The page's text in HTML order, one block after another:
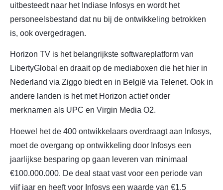
uitbesteedt naar het Indiase Infosys en wordt het
personeelsbestand dat nu bij de ontwikkeling betrokken
is, ook overgedragen.
Horizon TV is het belangrijkste softwareplatform van
LibertyGlobal en draait op de mediaboxen die het hier in
Nederland via Ziggo biedt en in België via Telenet. Ook in
andere landen is het met Horizon actief onder
merknamen als UPC en Virgin Media O2.
Hoewel het de 400 ontwikkelaars overdraagt aan Infosys,
moet de overgang op ontwikkeling door Infosys een
jaarlijkse besparing op gaan leveren van minimaal
€100.000.000. De deal staat vast voor een periode van
vijf jaar en heeft voor Infosys een waarde van €1,5